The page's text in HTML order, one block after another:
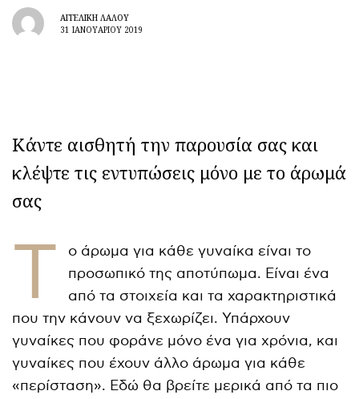
ΑΓΓΕΛΙΚΉ ΛΆΛΟΥ
31 ΙΑΝΟΥΑΡΊΟΥ 2019
Κάντε αισθητή την παρουσία σας και
κλέψτε τις εντυπώσεις μόνο με το άρωμά
σας
Τ
ο άρωμα για κάθε γυναίκα είναι το
προσωπικό της αποτύπωμα. Είναι ένα
από τα στοιχεία και τα χαρακτηριστικά
που την κάνουν να ξεχωρίζει. Υπάρχουν
γυναίκες που φοράνε μόνο ένα για χρόνια, και
γυναίκες που έχουν άλλο άρωμα για κάθε
«περίσταση». Εδώ θα βρείτε μερικά από τα πιο